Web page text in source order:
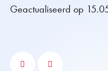
Geactualiseerd op